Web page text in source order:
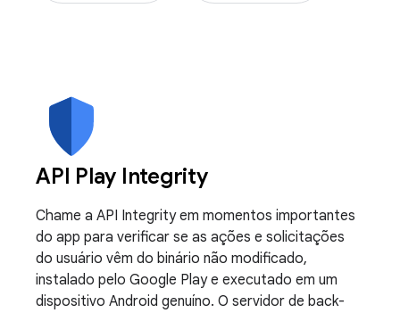
API Play Integrity
Chame a API Integrity em momentos importantes
do app para verificar se as ações e solicitações
do usuário vêm do binário não modificado,
instalado pelo Google Play e executado em um
dispositivo Android genuíno. O servidor de back-